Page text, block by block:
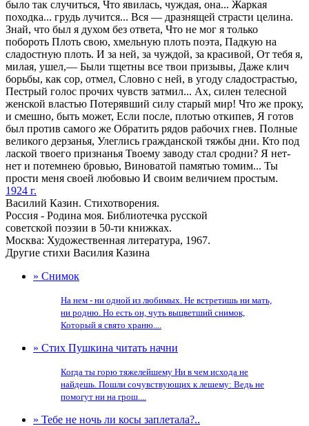
было так случиться, Что явилась, чуждая, она... Жаркая
походка... грудь лучится... Вся — дразнящей страсти целина.
Знай, что был я духом без ответа, Что не мог я только
побороть Плоть свою, хмельную плоть поэта, Падкую на
сладостную плоть. И за ней, за чуждой, за красивой, От тебя я,
милая, ушел,— Были тщетны все твои призывы, Даже клич
борьбы, как сор, отмел, Словно с ней, в угоду сладострастью,
Пестрый голос прочих чувств затмил... Ах, силен телесной
женской властью Потерявший силу старый мир! Что же проку,
и смешно, быть может, Если после, плотью откипев, Я готов
был против самого же Обратить рядов рабочих гнев. Полные
великого дерзанья, Улеглись гражданской тяжбы дни. Кто под
лаской твоего признанья Твоему заводу стал сродни? Я нет-
нет и потемнею бровью, Виноватой памятью томим... Ты
прости меня своей любовью И своим величием простым.
1924 г.
Василий Казин. Стихотворения.
Россия - Родина моя. Библиотечка русской
советской поэзии в 50-ти книжках.
Москва: Художественная литература, 1967.
Другие стихи Василия Казина
» Снимок
На нем - ни одной из любимых. Не встретишь ни мать,
ни родню. Но есть он, чуть выцветший снимок,
Который я свято храню....
» Стих Пушкина читать начни
Когда ты горю тяжелейшему Ни в чем исхода не
найдешь. Пошли сочувствующих к лешему: Ведь не
помогут ни на грош....
» Тебе не ночь ли косы заплетала?..